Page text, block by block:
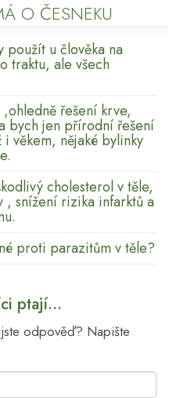
O ČESNEKU
použít u člověka na
traktu, ale všech
řešení krve,
bych jen přírodní řešení
věkem, nějaké bylinky
cholesterol v těle,
, snížení rizika infarktů a
proti parazitům v těle?
ptají...
odpověď? Napište